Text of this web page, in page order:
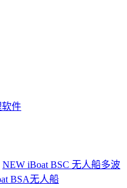
件
NEW iBoat BSC 无人船多波
BSA无人船